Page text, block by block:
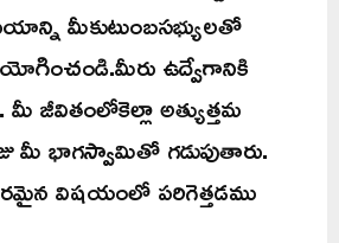
మీకుటుంబసభ్యులతో
ఉద్వేగానికి
జీవితంలోకెల్లా అత్యుత్తమ
భాగస్వామితో గడుపుతారు.
విషయంలో పరిగెత్తడము